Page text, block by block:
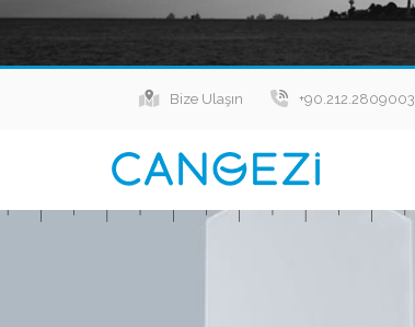
Bize Ulaşın +90.212.2809003